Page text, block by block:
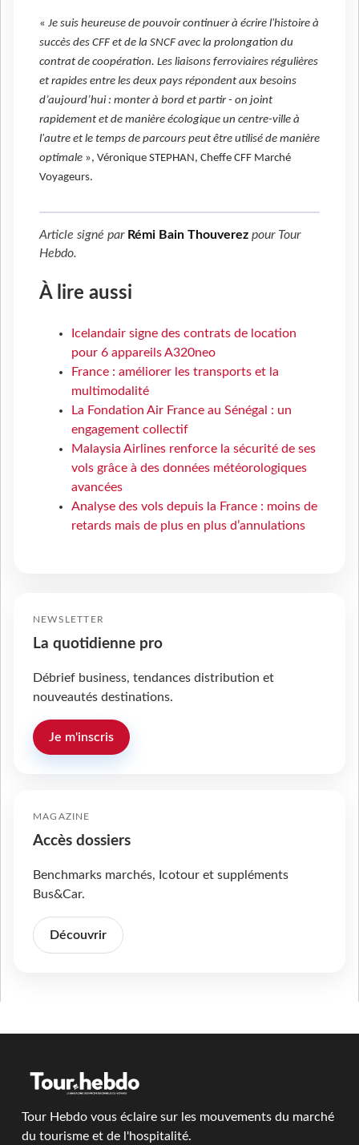
« Je suis heureuse de pouvoir continuer à écrire l'histoire à
succès des CFF et de la SNCF avec la prolongation du
contrat de coopération. Les liaisons ferroviaires régulières
et rapides entre les deux pays répondent aux besoins
d’aujourd’hui : monter à bord et partir - on joint
rapidement et de manière écologique un centre-ville à
l'autre et le temps de parcours peut être utilisé de manière
optimale », Véronique STEPHAN, Cheffe CFF Marché
Voyageurs.
Article signé par Rémi Bain Thouverez pour Tour
Hebdo.
À lire aussi
Icelandair signe des contrats de location
pour 6 appareils A320neo
France : améliorer les transports et la
multimodalité
La Fondation Air France au Sénégal : un
engagement collectif
Malaysia Airlines renforce la sécurité de ses
vols grâce à des données météorologiques
avancées
Analyse des vols depuis la France : moins de
retards mais de plus en plus d’annulations
NEWSLETTER
La quotidienne pro
Débrief business, tendances distribution et
nouveautés destinations.
Je m'inscris
MAGAZINE
Accès dossiers
Benchmarks marchés, Icotour et suppléments
Bus&Car.
Découvrir
Tour Hebdo vous éclaire sur les mouvements du marché
du tourisme et de l'hospitalité.